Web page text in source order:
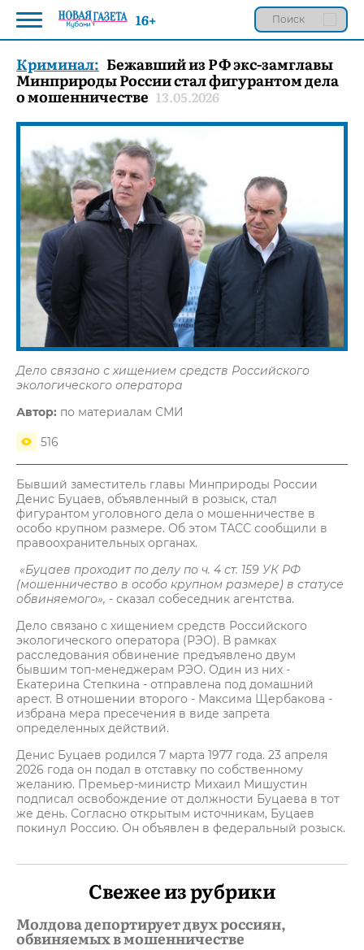
Криминал: Бежавший из РФ экс-замглавы
Минприроды России стал фигурантом дела
о мошенничестве 13.05.2026
Дело связано с хищением средств Российского
экологического оператора
Автор: по материалам СМИ
516
Бывший заместитель главы Минприроды России
Денис Буцаев, объявленный в розыск, стал
фигурантом уголовного дела о мошенничестве в
особо крупном размере. Об этом ТАСС сообщили в
правоохранительных органах.
«Буцаев проходит по делу по ч. 4 ст. 159 УК РФ
(мошенничество в особо крупном размере) в статусе
обвиняемого», - сказал собеседник агентства.
Дело связано с хищением средств Российского
экологического оператора (РЭО). В рамках
расследования обвинение предъявлено двум
бывшим топ-менеджерам РЭО. Один из них -
Екатерина Степкина - отправлена под домашний
арест. В отношении второго - Максима Щербакова -
избрана мера пресечения в виде запрета
определенных действий.
Денис Буцаев родился 7 марта 1977 года. 23 апреля
2026 года он подал в отставку по собственному
желанию. Премьер-министр Михаил Мишустин
подписал освобождение от должности Буцаева в тот
же день. Согласно открытым источникам, Буцаев
покинул Россию. Он объявлен в федеральный розыск.
Свежее из рубрики
Молдова депортирует двух россиян,
обвиняемых в мошенничестве
16+